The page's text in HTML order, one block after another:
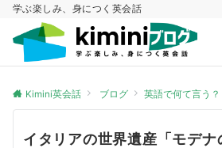
学ぶ楽しみ、身につく英会話
Kimini英会話 ブログ 英語で何て言う？
イタリアの世界遺産「モデナ